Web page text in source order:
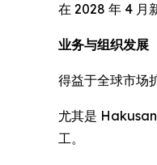
在 2028 年 4 月
业务与组织发展
得益于全球市场
尤其是
工。